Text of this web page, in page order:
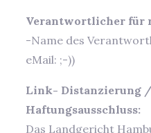
Verantwortlicher für
-Name des
eMail: ;-))
Link- Distanzierung
Haftungsausschluss:
Das Landgericht